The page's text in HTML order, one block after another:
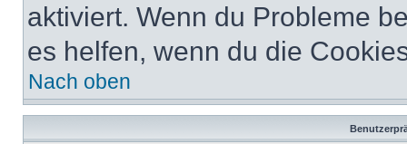
aktiviert. Wenn du Probleme
es helfen, wenn du die
Nach oben